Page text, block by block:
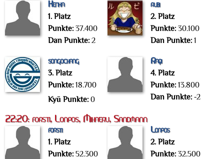
Kenka
1. Platz
Punkte: 37.400
Dan Punkte: 2
rubi
2. Platz
Punkte: 30.100
Dan Punkte: 1
songochang
3. Platz
Punkte: 18.700
Kyū Punkte: 0
Raqi
4. Platz
Punkte: 13.800
Dan Punkte: -2
22:20: forsti, Lonpos, Mihaeru, Sandmann
forsti
1. Platz
Punkte: 52.300
Lonpos
2. Platz
Punkte: 32.500